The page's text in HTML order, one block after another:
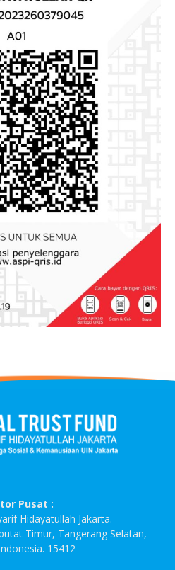
Pusat :
Hidayatullah Jakarta.
Timur, Tangerang Selatan,
15412